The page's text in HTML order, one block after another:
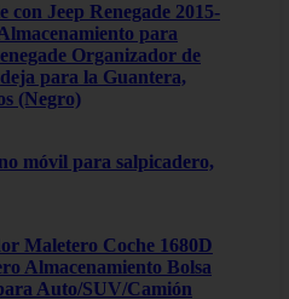
Jeep Renegade 2015-
para
Organizador de
para la Guantera,
(Negro)
móvil para salpicadero,
Maletero Coche 1680D
Almacenamiento Bolsa
Auto/SUV/Camión